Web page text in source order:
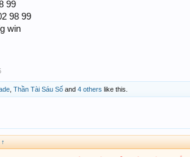
99
98 99
win
Thần Tài Sáu Số and 4 others like this.
↑